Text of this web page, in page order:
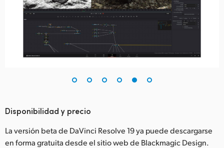
Disponibilidad y precio
La versión beta de DaVinci Resolve 19 ya puede descargarse
en forma gratuita desde el sitio web de Blackmagic Design.